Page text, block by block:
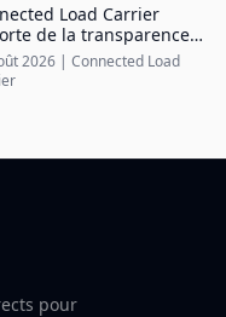
Load Carrier
de la transparence
de roll-conteneurs
2026 | Connected Load
pour